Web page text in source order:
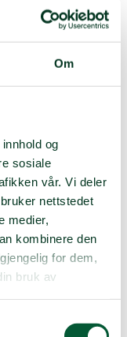
Om
og
sosiale
vår. Vi deler
nettstedet
medier,
kombinere den
for dem,
bruk av